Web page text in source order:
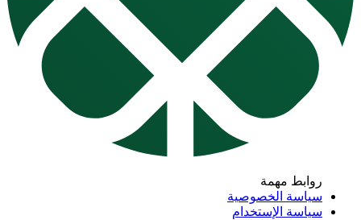
روابط مهمة
سياسة الخصوصية
سياسة الإستخدام